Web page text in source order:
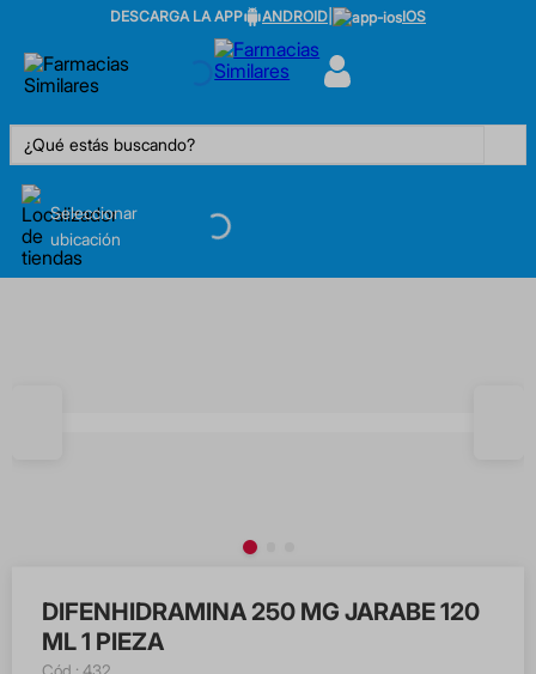
DESCARGA LA APP ANDROID IOS
¿Qué estás buscando?
Seleccionar
ubicación
DIFENHIDRAMINA 250 MG JARABE 120
ML 1 PIEZA